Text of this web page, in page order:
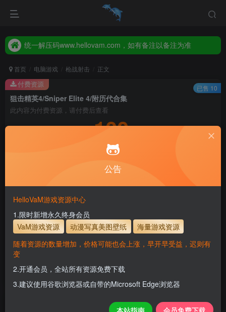
2026年新增【永久会员】限时特价，售完即止，错过等一年！！！
首页 电脑游戏 枪战射击 正文
狙击精英4/Sniper Elite 4/附历代合集
此内容为付费资源，请付费后查看
100
永久至尊会员终生有效
会员免费下载资源
主流网盘——高速下载
支付页面打不开或支付后不跳转请联系QQ：3317425885
开通会员【免费下载】全站资源！
1.为了资源不失效！请不要在线解压！
2.请先保存到自己网盘后再下载！
3.有任何问题请联系客服或评论留言。
付费资源 已售 10
狙击精英4/Sniper Elite 4/附历代合集
公告
HelloVaM游戏资源中心
1.限时新增永久终身会员
VaM游戏资源
动漫写真美图壁纸
海量游戏资源
随着资源的数量增加，价格可能也会上涨，早开早受益，迟则有
变
2.开通会员，全站所有资源免费下载
3.建议使用谷歌浏览器或自带的Microsoft Edge浏览器
本站指南 会员免费下载